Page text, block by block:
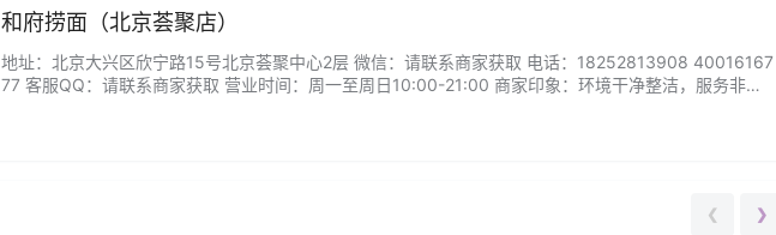
和府捞面（北京荟聚店）
地址：北京大兴区欣宁路15号北京荟聚中心2层 微信：请联系商家获取 电话：18252813908 40016167
77 客服QQ：请联系商家获取 营业时间：周一至周日10:00-21:00 商家印象：环境干净整洁，服务非常
❮ ❯